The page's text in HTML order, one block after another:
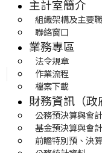
主計室簡介
組織架構及主要
聯絡窗口
業務專區
法令規章
作業流程
檔案下載
財務資訊（政
公務預決算與會
基金預決算與會
前瞻特別預、決